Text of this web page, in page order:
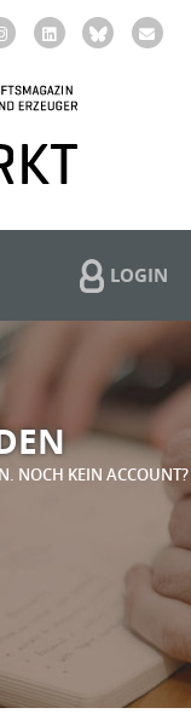
LOGIN
NOCH KEIN ACCOUNT?